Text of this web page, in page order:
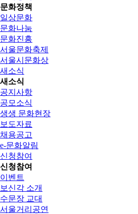
문화정책
일상문화
문화나눔
문화진흥
서울문화축제
서울시문화상
새소식
새소식
공지사항
공모소식
생생 문화현장
보도자료
채용공고
e-문화알림
신청참여
신청참여
이벤트
보신각 소개
수문장 교대
서울거리공연